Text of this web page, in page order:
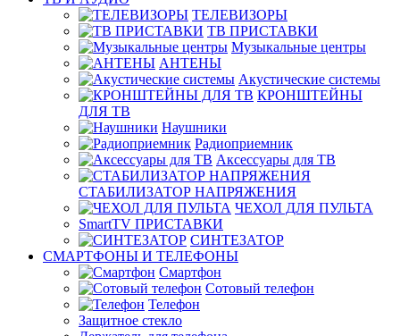
ТЕЛЕВИЗОРЫ
ТВ ПРИСТАВКИ
Музыкальные центры
АНТЕНЫ
Акустические системы
КРОНШТЕЙНЫ
ДЛЯ ТВ
Наушники
Радиоприемник
Аксессуары для ТВ
СТАБИЛИЗАТОР НАПРЯЖЕНИЯ
ЧЕХОЛ ДЛЯ ПУЛЬТА
SmartTV ПРИСТАВКИ
СИНТЕЗАТОР
СМАРТФОНЫ И ТЕЛЕФОНЫ
Смартфон
Сотовый телефон
Телефон
Защитное стекло